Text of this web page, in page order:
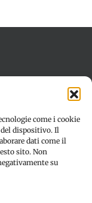
come i cookie
dispositivo. Il
dati come il
sito. Non
su
(UE)